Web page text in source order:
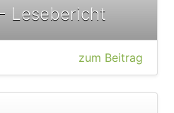
Lesebericht
zum Beitrag